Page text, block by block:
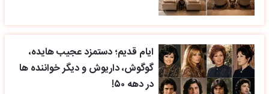
ایام قدیم؛ دستمزد عجیب هایده،
گوگوش، داریوش و دیگر خواننده ها
در دهه ۵۰!